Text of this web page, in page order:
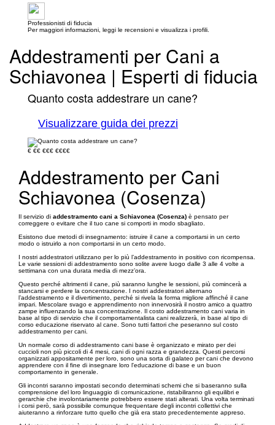
Professionisti di fiducia
Per maggiori informazioni, leggi le recensioni e visualizza i profili.
Addestramenti per Cani a
Schiavonea | Esperti di fiducia
Quanto costa addestrare un cane?
Visualizzare guida dei prezzi
€ €€ €€€ €€€€
Addestramento per Cani
Schiavonea (Cosenza)
Il servizio di addestramento cani a Schiavonea (Cosenza) è pensato per
correggere o evitare che il tuo cane si comporti in modo sbagliato.
Esistono due metodi di insegnamento: istruire il cane a comportarsi in un certo
modo o istruirlo a non comportarsi in un certo modo.
I nostri addestratori utilizzano per lo più l’addestramento in positivo con ricompensa.
Le varie sessioni di addestramento sono solite avere luogo dalle 3 alle 4 volte a
settimana con una durata media di mezz’ora.
Questo perché altrimenti il cane, più saranno lunghe le sessioni, più comincerà a
stancarsi e perdere la concentrazione. I nostri addestratori alternano
l’addestramento e il divertimento, perché si rivela la forma migliore affinché il cane
impari. Mescolare svago e apprendimento non innervosirà il nostro amico a quattro
zampe influenzando la sua concentrazione. Il costo addestramento cani varia in
base al tipo di servizio che il comportamentalista cani realizzerà, in base al tipo di
corso educazione riservato al cane. Sono tutti fattori che peseranno sul costo
addestramento per cani.
Un normale corso di addestramento cani base è organizzato e mirato per dei
cuccioli non più piccoli di 4 mesi, cani di ogni razza e grandezza. Questi percorsi
organizzati appositamente per loro, sono una sorta di galateo per cani che devono
apprendere con il fine di insegnare loro l'educazione di base e un buon
comportamento in generale.
Gli incontri saranno impostati secondo determinati schemi che si baseranno sulla
comprensione del loro linguaggio di comunicazione, ristabiliranno gli equilibri e
gerarchie che involontariamente potrebbero essere stati alterati. Una volta terminati
i corsi però, sarà possibile comunque frequentare degli incontri collettivi che
aiuteranno a rinforzare tutto quello che già era stato precedentemente appreso.